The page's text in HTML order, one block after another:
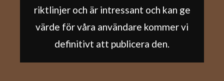
riktlinjer och är intressant och kan ge
värde för våra användare kommer vi
definitivt att publicera den.